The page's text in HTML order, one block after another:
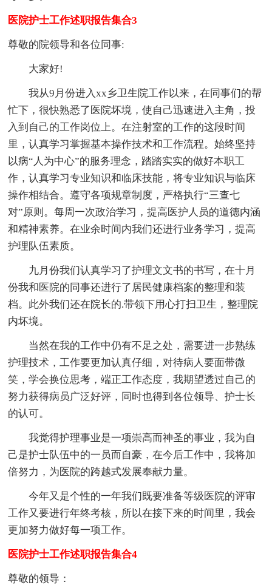
医院护士工作述职报告集合3
尊敬的院领导和各位同事:
大家好!
我从9月份进入xx乡卫生院工作以来，在同事们的帮
忙下，很快熟悉了医院坏境，使自己迅速进入主角，投
入到自己的工作岗位上。在注射室的工作的这段时间
里，认真学习掌握基本操作技术和工作流程。始终坚持
以病“人为中心”的服务理念，踏踏实实的做好本职工
作，认真学习专业知识和临床技能，将专业知识与临床
操作相结合。遵守各项规章制度，严格执行“三查七
对”原则。每周一次政治学习，提高医护人员的道德内涵
和精神素养。在业余时间内我们还进行业务学习，提高
护理队伍素质。
九月份我们认真学习了护理文文书的书写，在十月
份我和医院的同事还进行了居民健康档案的整理和装
档。此外我们还在院长的.带领下用心打扫卫生，整理院
内坏境。
当然在我的工作中仍有不足之处，需要进一步熟练
护理技术，工作要更加认真仔细，对待病人要面带微
笑，学会换位思考，端正工作态度，我期望透过自己的
努力获得病员广泛好评，同时也得到各位领导、护士长
的认可。
我觉得护理事业是一项崇高而神圣的事业，我为自
己是护士队伍中的一员而自豪，在今后工作中，我将加
倍努力，为医院的跨越式发展奉献力量。
今年又是个性的一年我们既要准备等级医院的评审
工作又要进行年终考核，所以在接下来的时间里，我会
更加努力做好每一项工作。
医院护士工作述职报告集合4
尊敬的领导：